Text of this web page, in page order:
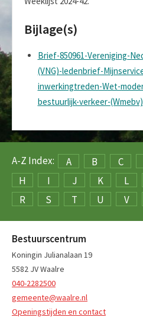
Bijlage(s)
Brief-850961-Vereniging-
(VNG)-ledenbrief-
inwerkingtreden-Wet-
bestuurlijk-verkeer-(Wmebv)
A-Z Index: A B C
H
I J K L
R
S T U V
Bestuurscentrum
Koningin Julianalaan 19
5582 JV Waalre
040-2282500
gemeente@waalre.nl
Openingstijden en contact